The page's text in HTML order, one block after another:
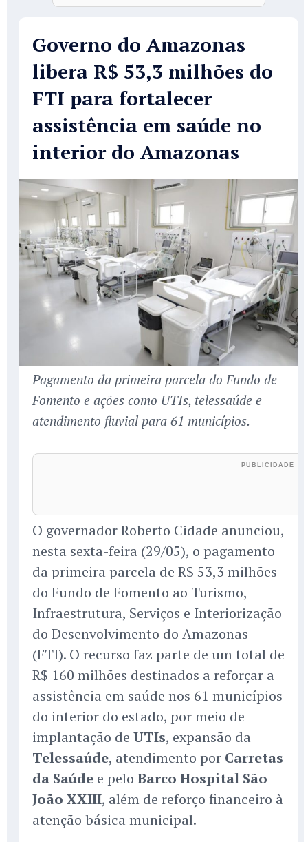
Governo do Amazonas
libera R$ 53,3 milhões do
FTI para fortalecer
assistência em saúde no
interior do Amazonas
Pagamento da primeira parcela do Fundo de
Fomento e ações como UTIs, telessaúde e
atendimento fluvial para 61 municípios.
O governador Roberto Cidade anunciou,
nesta sexta-feira (29/05), o pagamento
da primeira parcela de R$ 53,3 milhões
do Fundo de Fomento ao Turismo,
Infraestrutura, Serviços e Interiorização
do Desenvolvimento do Amazonas
(FTI). O recurso faz parte de um total de
R$ 160 milhões destinados a reforçar a
assistência em saúde nos 61 municípios
do interior do estado, por meio de
implantação de UTIs, expansão da
Telessaúde, atendimento por Carretas
da Saúde e pelo Barco Hospital São
João XXIII, além de reforço financeiro à
atenção básica municipal.